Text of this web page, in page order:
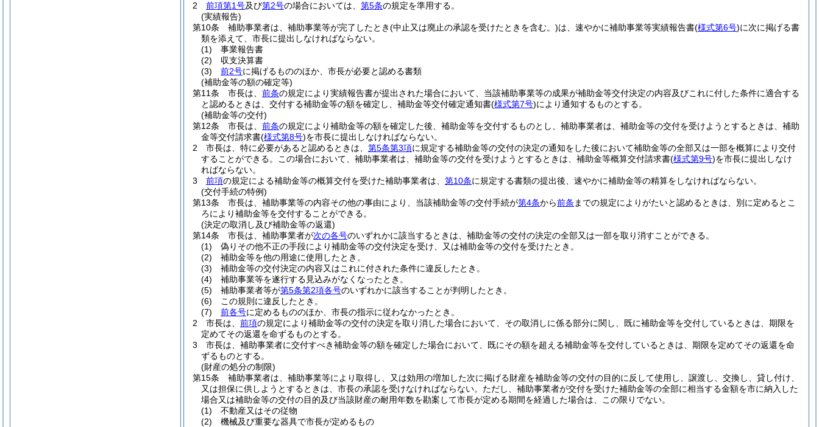
2
前項第1号及び第2号の場合においては、 第5条の規定を準用する。
(実績報告)
第10条
補助事業者は、補助事業等が完了したとき(中止又は廃止の承認を受けたときを含む。)は、速やかに補助事業等実績報告書(様式第6号)に次に掲げる書
類を添えて、市長に提出しなければならない。
(1)
事業報告書
(2)
収支決算書
(3)
前2号に掲げるもののほか、市長が必要と認める書類
(補助金等の額の確定等)
第11条
市長は、 前条の規定により実績報告書が提出された場合において、当該補助事業等の成果が補助金等交付決定の内容及びこれに付した条件に適合する
と認めるときは、交付する補助金等の額を確定し、補助金等交付確定通知書(様式第7号)により通知するものとする。
(補助金等の交付)
第12条
市長は、 前条の規定により補助金等の額を確定した後、補助金等を交付するものとし、補助事業者は、補助金等の交付を受けようとするときは、補助
金等交付請求書(様式第8号)を市長に提出しなければならない。
2
市長は、特に必要があると認めるときは、 第5条第3項に規定する補助金等の交付の決定の通知をした後において補助金等の全部又は一部を概算により交付
することができる。
この場合において、補助事業者は、補助金等の交付を受けようとするときは、補助金等概算交付請求書(様式第9号)を市長に提出しなけ
ればならない。
3
前項の規定による補助金等の概算交付を受けた補助事業者は、 第10条に規定する書類の提出後、速やかに補助金等の精算をしなければならない。
(交付手続の特例)
第13条
市長は、補助事業等の内容その他の事由により、当該補助金等の交付手続が第4条から前条 までの規定によりがたいと認めるときは、別に定めるとこ
ろにより補助金等を交付することができる。
(決定の取消し及び補助金等の返還)
第14条
市長は、補助事業者が次の各号のいずれかに該当するときは、補助金等の交付の決定の全部又は一部を取り消すことができる。
(1)
偽りその他不正の手段により補助金等の交付決定を受け、又は補助金等の交付を受けたとき。
(2)
補助金等を他の用途に使用したとき。
(3)
補助金等の交付決定の内容又はこれに付された条件に違反したとき。
(4)
補助事業等を遂行する見込みがなくなったとき。
(5)
補助事業者等が第5条第2項各号のいずれかに該当することが判明したとき。
(6)
この規則に違反したとき。
(7)
前各号に定めるもののほか、市長の指示に従わなかったとき。
2
市長は、 前項の規定により補助金等の交付の決定を取り消した場合において、その取消しに係る部分に関し、既に補助金等を交付しているときは、期限を
定めてその返還を命ずるものとする。
3
市長は、補助事業者に交付すべき補助金等の額を確定した場合において、既にその額を超える補助金等を交付しているときは、期限を定めてその返還を命
ずるものとする。
(財産の処分の制限)
第15条
補助事業者は、補助事業等により取得し、又は効用の増加した次に掲げる財産を補助金等の交付の目的に反して使用し、譲渡し、交換し、貸し付け、
又は担保に供しようとするときは、市長の承認を受けなければならない。 ただし、補助事業者が交付を受けた補助金等の全部に相当する金額を市に納入した
場合又は補助金等の交付の目的及び当該財産の耐用年数を勘案して市長が定める期間を経過した場合は、この限りでない。
(1)
不動産又はその従物
(2)
機械及び重要な器具で市長が定めるもの